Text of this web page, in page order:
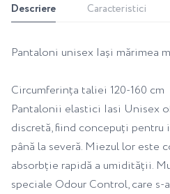
Descriere Caracteristici
Pantaloni unisex Iași mărimea
Circumferința taliei 120-160 cm
Pantalonii elastici Iasi Unisex
discretă, fiind concepuți
până la severă. Miezul lor este
absorbție rapidă a umidității.
speciale Odour Control, care s-